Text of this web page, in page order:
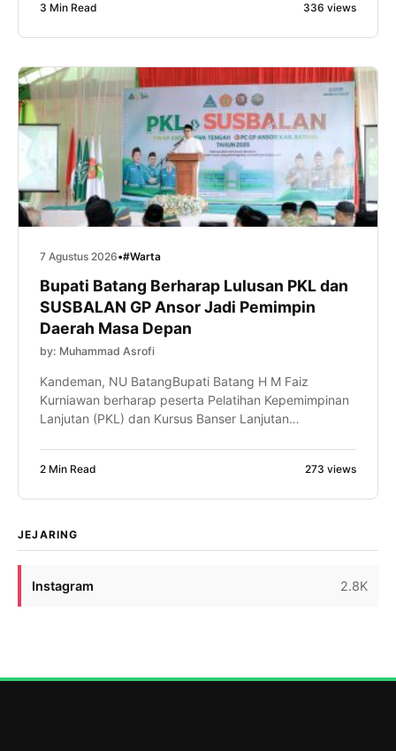
intelektual, kepemimpinan, dan kemampuan
pembukaan PKL dan Kursus Banser Lanjutan
(SUSBALAN) Pimpinan […]
3 Min Read 336 views
7 Agustus 2026•#Warta
Bupati Batang Berharap Lulusan PKL dan
SUSBALAN GP Ansor Jadi Pemimpin
Daerah Masa Depan
by: Muhammad Asrofi
Kandeman, NU BatangBupati Batang H M Faiz
Kurniawan berharap peserta Pelatihan Kepemimpinan
Lanjutan (PKL) dan Kursus Banser Lanjutan
masing-masing. Bahkan, ia optimistis dari proses
mendatang. Harapan itu disampaikan Faiz saat […]
2 Min Read 273 views
JEJARING
Instagram 2.8K